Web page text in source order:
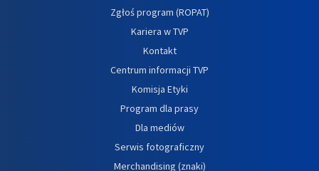
Zgłoś program (ROPAT)
Kariera w TVP
Kontakt
Centrum informacji TVP
Komisja Etyki
Program dla prasy
Dla mediów
Serwis fotograficzny
Merchandising (znaki)